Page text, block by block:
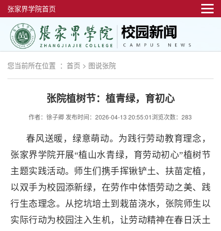
张家界学院首页
您当前所在位置 ： 首页 > 图说张院
张院植树节：植青绿，育初心
作者：徐子卿 发布时间：2026-04-13 20:55:01浏览次数：283
春风送暖，绿意萌动。为践行劳动教育理念，
张家界学院开展“植山水青绿，育劳动初心”植树节
主题实践活动。师生们携手挥锹铲土、扶苗定植，
以双手为校园添新绿，在劳作中体悟劳动之美、践
行生态理念。从挖坑培土到栽苗浇水，张院师生以
实际行动为校园注入生机，让劳动精神在春日沃土